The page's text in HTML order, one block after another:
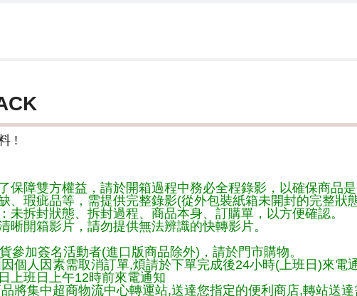
!
保障雙方權益，請於開箱過程中務必全程錄影，以確保商品是
、瑕疵品等，需提供完整錄影(從外包裝紙箱未開封的完整狀
未拆封狀態、拆封過程、商品本身、訂購單，以方便確認。
晰開箱影片，請勿提供無法辨識的快轉影片。
加簽名活動者(進口版商品除外)，請於門市購物。
個人因素需取消訂單,煩請於下單完成後24小時(上班日)來
上班日上午12時前來電通知
將集中超商物流中心轉運站,送達您指定的便利商店,轉站送